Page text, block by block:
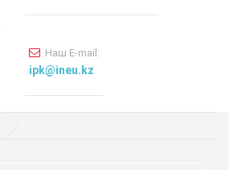
Наш E-mail:
ipk@ineu.kz